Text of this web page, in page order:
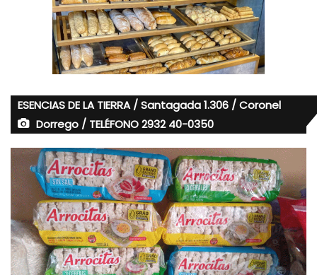
ESENCIAS DE LA TIERRA / Santagada 1.306 / Coronel
Dorrego / TELÉFONO 2932 40-0350